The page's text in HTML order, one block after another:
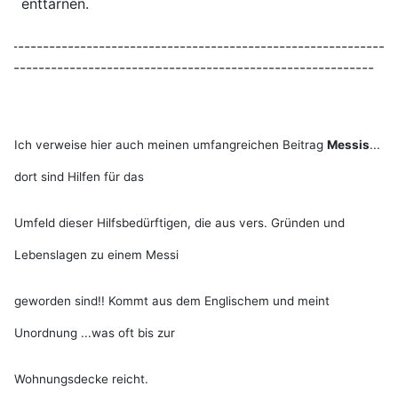
enttarnen.
-------------------------------------------------------------
-----------------------------------------------------------
Ich verweise hier auch meinen umfangreichen Beitrag Messis...
dort sind Hilfen für das
Umfeld dieser Hilfsbedürftigen, die aus vers. Gründen und
Lebenslagen zu einem Messi
geworden sind!! Kommt aus dem Englischem und meint
Unordnung ...was oft bis zur
Wohnungsdecke reicht.